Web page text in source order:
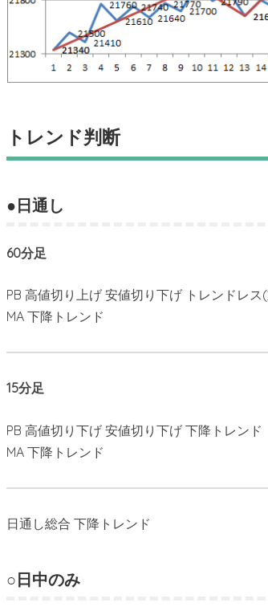
トレンド判断
●日通し
60分足
PB 高値切り上げ 安値切り下げ トレンドレ
MA 下降トレンド
15分足
PB 高値切り下げ 安値切り下げ 下降トレンド
MA 下降トレンド
日通し総合 下降トレンド
○日中のみ